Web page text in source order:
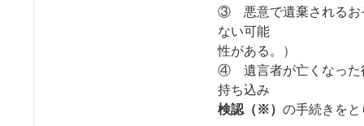
③ 悪意で遺棄されるお
ない可能
性がある。）
④ 遺言者が亡くなった
持ち込み
検認（※） の手続きを